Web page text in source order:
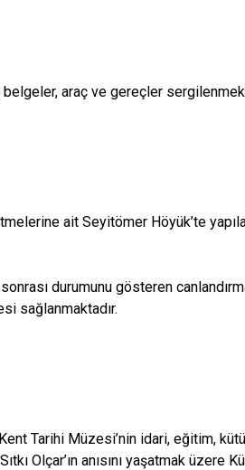
belgeler, araç ve gereçler
ait Seyitömer Höyük’te
durumunu gösteren
sağlanmaktadır.
Tarihi Müzesi’nin idari, eğitim,
Olçar’ın anısını yaşatmak üzere